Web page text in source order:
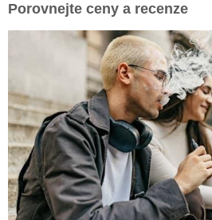
Porovnejte ceny a recenze